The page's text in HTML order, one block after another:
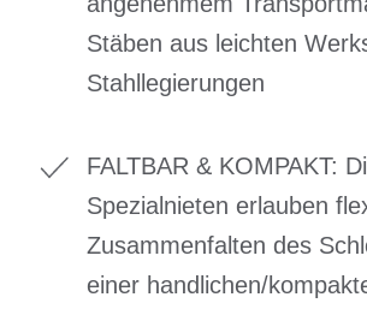
Stäben aus leichten
Stahllegierungen
FALTBAR & KOMPAKT:
Spezialnieten erlauben
Zusammenfalten des
einer handlichen/